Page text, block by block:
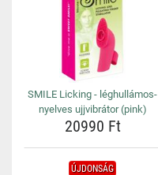
SMILE Licking - léghullámos-
nyelves ujjvibrátor (pink)
20990 Ft
ÚJDONSÁG